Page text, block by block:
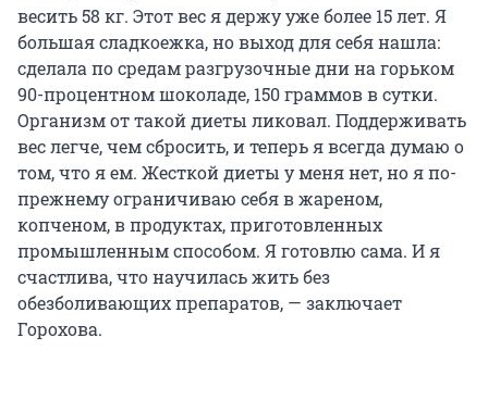
весить 58 кг. Этот вес я держу уже более 15 лет. Я
большая сладкоежка, но выход для себя нашла:
сделала по средам разгрузочные дни на горьком
90-процентном шоколаде, 150 граммов в сутки.
Организм от такой диеты ликовал. Поддерживать
вес легче, чем сбросить, и теперь я всегда думаю о
том, что я ем. Жесткой диеты у меня нет, но я по-
прежнему ограничиваю себя в жареном,
копченом, в продуктах, приготовленных
промышленным способом. Я готовлю сама. И я
счастлива, что научилась жить без
обезболивающих препаратов, — заключает
Горохова.